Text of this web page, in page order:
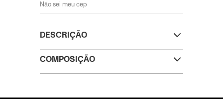
DESCRIÇÃO
COMPOSIÇÃO
Não sei meu cep